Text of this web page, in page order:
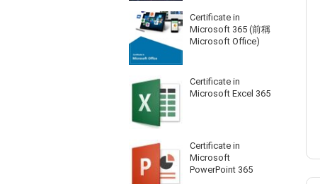
Certificate in
Microsoft 365 (前稱
Microsoft Office)
Certificate in
Microsoft Excel 365
Certificate in
Microsoft
PowerPoint 365